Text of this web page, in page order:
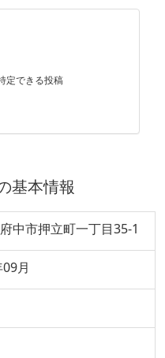
定できる投稿
基本情報
中市押立町一丁目35-1
月